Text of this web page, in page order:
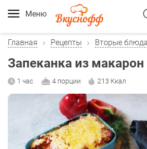
Меню
Главная Рецепты Вторые блюда
Запеканка из
1 час 4 порции 213 Ккал